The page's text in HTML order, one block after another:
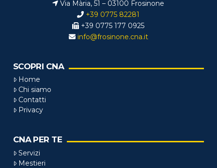
Via Mària, 51 – 03100 Frosinone
+39 0775 82281
+39 0775 177 0925
info@frosinone.cna.it
SCOPRI CNA
Home
Chi siamo
Contatti
Privacy
CNA PER TE
Servizi
Mestieri